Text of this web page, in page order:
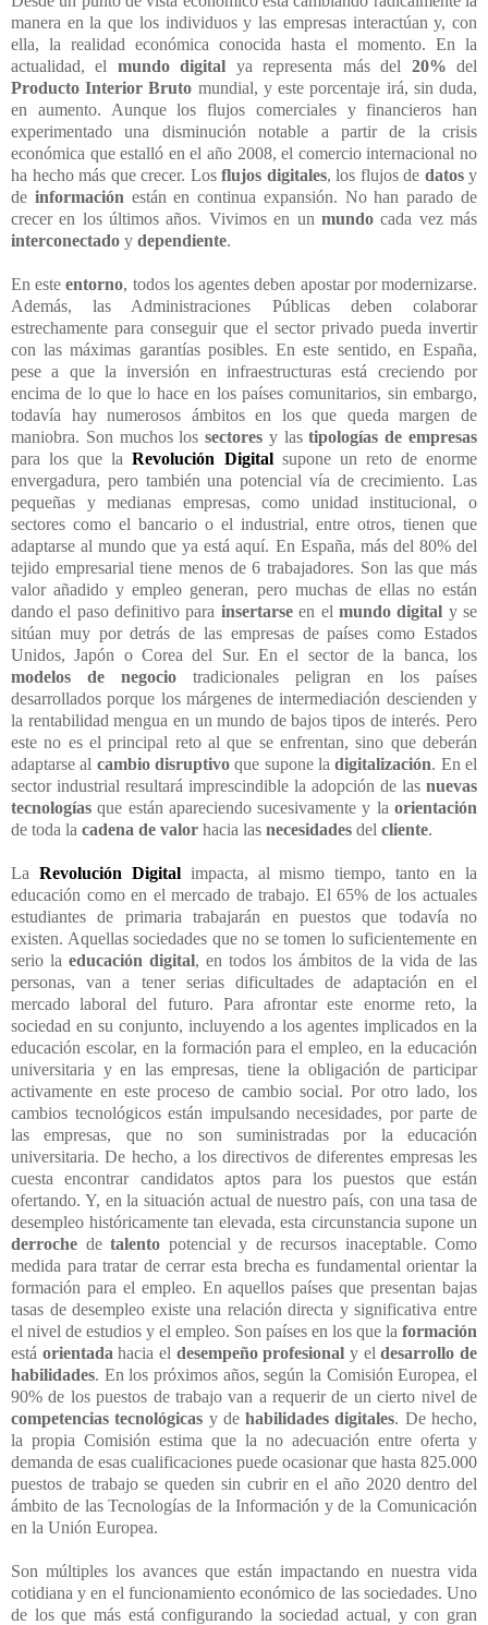
manera en la que los individuos y las empresas interactúan y, con
ella, la realidad económica conocida hasta el momento. En la
actualidad, el mundo digital ya representa más del 20% del
Producto Interior Bruto mundial, y este porcentaje irá, sin duda,
en aumento. Aunque los flujos comerciales y financieros han
experimentado una disminución notable a partir de la crisis
económica que estalló en el año 2008, el comercio internacional no
ha hecho más que crecer. Los flujos digitales, los flujos de datosy
de información están en continua expansión. No han parado de
crecer en los últimos años. Vivimos en un mundocada vez más
interconectado y dependiente.
En esteentorno, todos los agentes deben apostar por modernizarse.
Además, las Administraciones Públicas deben colaborar
estrechamente para conseguir que el sector privado pueda invertir
con las máximas garantías posibles. En este sentido, en España,
pese a que la inversión en infraestructuras está creciendo por
encima de lo que lo hace en los países comunitarios, sin embargo,
todavía hay numerosos ámbitos en los que queda margen de
maniobra. Son muchos lossectores y lastipologías de empresas
para los que laRevolución Digitalsupone un reto de enorme
envergadura, pero también una potencial vía de crecimiento. Las
pequeñas y medianas empresas, como unidad institucional, o
sectores como el bancario o el industrial, entre otros, tienen que
adaptarse al mundo que ya está aquí. En España, más del 80% del
tejido empresarial tiene menos de 6 trabajadores. Son las que más
valor añadido y empleo generan, pero muchas de ellas no están
dando el paso definitivo para insertarseen el mundo digital y se
sitúan muy por detrás de las empresas de países como Estados
Unidos, Japón o Corea del Sur. En el sector de la banca, los
modelos de negocio tradicionales peligran en los países
desarrollados porque los márgenes de intermediación descienden y
la rentabilidad mengua en un mundo de bajos tipos de interés. Pero
este no es el principal reto al que se enfrentan, sino que deberán
adaptarse al cambio disruptivo que supone ladigitalización. En el
sector industrial resultará imprescindible la adopción de las nuevas
tecnologías que están apareciendo sucesivamente y la orientación
de toda la cadena de valor hacia las necesidades del cliente.
La Revolución Digitalimpacta, al mismo tiempo, tanto en la
educación como en el mercado de trabajo. El 65% de los actuales
estudiantes de primaria trabajarán en puestos que todavía no
existen. Aquellas sociedades que no se tomen lo suficientemente en
serio la educación digital, en todos los ámbitos de la vida de las
personas, van a tener serias dificultades de adaptación en el
mercado laboral del futuro. Para afrontar este enorme reto, la
sociedad en su conjunto, incluyendo a los agentes implicados en la
educación escolar, en la formación para el empleo, en la educación
universitaria y en las empresas, tiene la obligación de participar
activamente en este proceso de cambio social. Por otro lado, los
cambios tecnológicos están impulsando necesidades, por parte de
las empresas, que no son suministradas por la educación
universitaria. De hecho, a los directivos de diferentes empresas les
cuesta encontrar candidatos aptos para los puestos que están
ofertando. Y, en la situación actual de nuestro país, con una tasa de
desempleo históricamente tan elevada, esta circunstancia supone un
derroche de talento potencial y de recursos inaceptable. Como
medida para tratar de cerrar esta brecha es fundamental orientar la
formación para el empleo. En aquellos países que presentan bajas
tasas de desempleo existe una relación directa y significativa entre
el nivel de estudios y el empleo. Son países en los que la formación
está orientada hacia el desempeño profesionaly eldesarrollo de
habilidades. En los próximos años, según la Comisión Europea, el
90% de los puestos de trabajo van a requerir de un cierto nivel de
competencias tecnológicas y dehabilidades digitales. De hecho,
la propia Comisión estima que la no adecuación entre oferta y
demanda de esas cualificaciones puede ocasionar que hasta 825.000
puestos de trabajo se queden sin cubrir en el año 2020 dentro del
ámbito de las Tecnologías de la Información y de la Comunicación
en la Unión Europea.
Son múltiples los avances que están impactando en nuestra vida
cotidiana y en el funcionamiento económico de las sociedades. Uno
de los que más está configurando la sociedad actual, y con gran